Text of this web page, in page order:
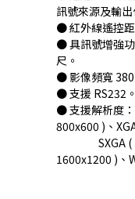
訊號來源及輸出
● 紅外線遙控
● 具訊號增強
尺。
● 影像頻寬
● 支援 RS232。
● 支援解析度：
800x600 )、
SXGA (
1600x1200 )、